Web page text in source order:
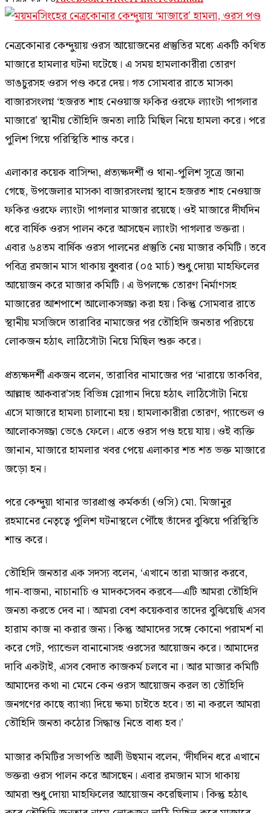
নেত্রকোনার কেন্দুয়ায় ওরস আয়োজনের প্রস্তুতির মধ্যে একটি কথিত
মাজারে হামলার ঘটনা ঘটেছে। এ সময় হামলাকারীরা তোরণ
ভাঙচুরসহ ওরস পণ্ড করে দেয়। গত সোমবার রাতে মাসকা
বাজারসংলগ্ন ‘হজরত শাহ নেওয়াজ ফকির ওরফে ল্যাংটা পাগলার
মাজারে’ স্থানীয় তৌহিদি জনতা লাঠি মিছিল নিয়ে হামলা করে। পরে
পুলিশ গিয়ে পরিস্থিতি শান্ত করে।
এলাকার কয়েক বাসিন্দা, প্রত্যক্ষদর্শী ও থানা-পুলিশ সূত্রে জানা
গেছে, উপজেলার মাসকা বাজারসংলগ্ন স্থানে হজরত শাহ নেওয়াজ
ফকির ওরফে ল্যাংটা পাগলার মাজার রয়েছে। ওই মাজারে দীর্ঘদিন
ধরে বার্ষিক ওরস পালন করে আসছেন ল্যাংটা পাগলার ভক্তরা।
এবার ৬৪তম বার্ষিক ওরস পালনের প্রস্তুতি নেয় মাজার কমিটি। তবে
পবিত্র রমজান মাস থাকায় বুধবার (০৫ মার্চ) শুধু দোয়া মাহফিলের
আয়োজন করে মাজার কমিটি। এ উপলক্ষে তোরণ নির্মাণসহ
মাজারের আশপাশে আলোকসজ্জা করা হয়। কিন্তু সোমবার রাতে
স্থানীয় মসজিদে তারাবির নামাজের পর তৌহিদি জনতার পরিচয়ে
লোকজন হঠাৎ লাঠিসোঁটা নিয়ে মিছিল শুরু করে।
প্রত্যক্ষদর্শী একজন বলেন, তারাবির নামাজের পর ‘নারায়ে তাকবির,
আল্লাহু আকবার’সহ বিভিন্ন স্লোগান দিয়ে হঠাৎ লাঠিসোঁটা নিয়ে
এসে মাজারে হামলা চালানো হয়। হামলাকারীরা তোরণ, প্যান্ডেল ও
আলোকসজ্জা ভেঙে ফেলে। এতে ওরস পণ্ড হয়ে যায়। ওই ব্যক্তি
জানান, মাজারে হামলার খবর পেয়ে এলাকার শত শত ভক্ত মাজারে
জড়ো হন।
পরে কেন্দুয়া থানার ভারপ্রাপ্ত কর্মকর্তা (ওসি) মো. মিজানুর
রহমানের নেতৃত্বে পুলিশ ঘটনাস্থলে পৌঁছে তাঁদের বুঝিয়ে পরিস্থিতি
শান্ত করে।
তৌহিদি জনতার এক সদস্য বলেন, ‘এখানে তারা মাজার করবে,
গান-বাজনা, নাচানাচি ও মাদকসেবন করবে—এটি আমরা তৌহিদি
জনতা করতে দেব না। আমরা বেশ কয়েকবার তাদের বুঝিয়েছি এসব
হারাম কাজ না করার জন্য। কিন্তু আমাদের সঙ্গে কোনো পরামর্শ না
করে গেট, প্যান্ডেল বানানোসহ ওরসের আয়োজন করে। আমাদের
দাবি একটাই, এসব বেদাত কাজকর্ম চলবে না। আর মাজার কমিটি
আমাদের কথা না মেনে কেন ওরস আয়োজন করল তা তৌহিদি
জনগণের কাছে ব্যাখ্যা দিয়ে ক্ষমা চাইতে হবে। তা না করলে আমরা
তৌহিদি জনতা কঠোর সিদ্ধান্ত নিতে বাধ্য হব।’
মাজার কমিটির সভাপতি আলী উছমান বলেন, ‘দীর্ঘদিন ধরে এখানে
ভক্তরা ওরস পালন করে আসছেন। এবার রমজান মাস থাকায়
আমরা শুধু দোয়া মাহফিলের আয়োজন করেছিলাম। কিন্তু হঠাৎ